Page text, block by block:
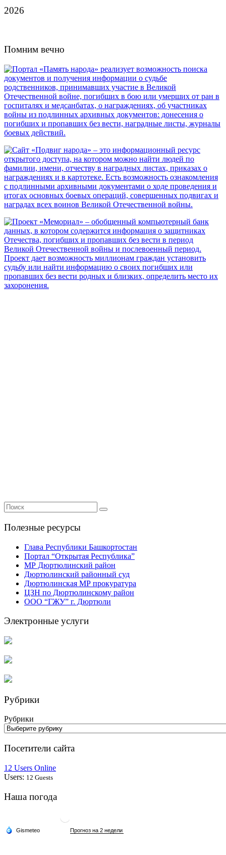
2026
Помним вечно
Полезные ресурсы
Глава Республики Башкортостан
Портал “Открытая Республика”
МР Дюртюлинский район
Дюртюлинский районный суд
Дюртюлинская МР прокуратура
ЦЗН по Дюртюлинскому район
ООО “ГЖУ” г. Дюртюли
Электронные услуги
Рубрики
Рубрики
Посетители сайта
12 Users Online
Users: 12 Guests
Наша погода